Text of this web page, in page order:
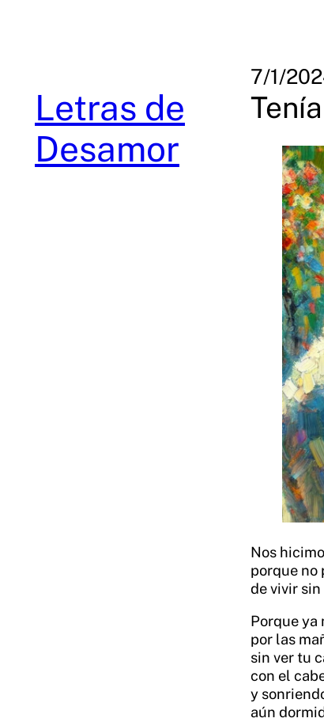
Letras de
Desamor
7/1/
Nos
porque no
de vivir
Porque ya
por las
sin ver tu
con el
y
aún